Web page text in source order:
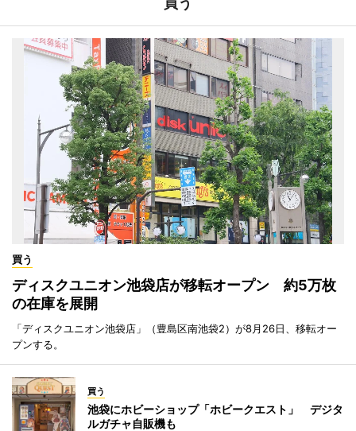
買う
ディスクユニオン池袋店が移転オープン 約5万枚
の在庫を展開
「ディスクユニオン池袋店」（豊島区南池袋2）が8月26日、移転オー
プンする。
買う
池袋にホビーショップ「ホビークエスト」 デジタ
ルガチャ自販機も